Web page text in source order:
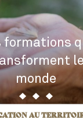
formations
monde
AU